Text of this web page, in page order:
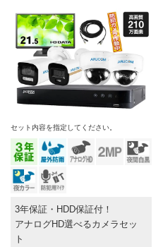
セット内容を指定してください。
3年保証・HDD保証付！
アナログHD選べるカメラセッ
ト